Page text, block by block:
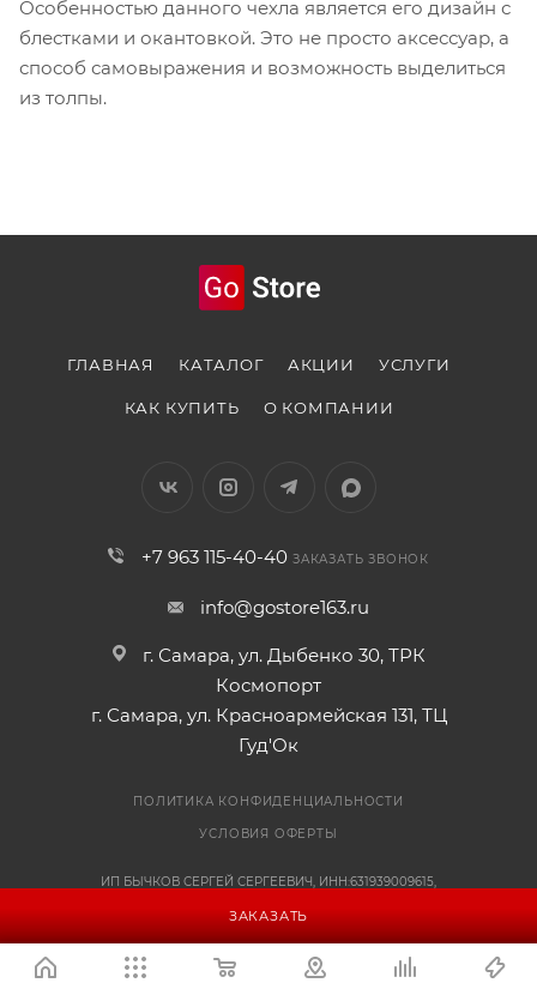
ЗАКАЗАТЬ
Особенностью данного чехла является его дизайн с
блестками и окантовкой. Это не просто аксессуар, а
способ самовыражения и возможность выделиться
из толпы.
ГЛАВНАЯ КАТАЛОГ АКЦИИ УСЛУГИ
КАК КУПИТЬ О КОМПАНИИ
+7 963 115-40-40 ЗАКАЗАТЬ ЗВОНОК
info@gostore163.ru
г. Самара, ул. Дыбенко 30, ТРК
Космопорт
г. Самара, ул. Красноармейская 131, ТЦ
Гуд'Ок
ПОЛИТИКА КОНФИДЕНЦИАЛЬНОСТИ
УСЛОВИЯ ОФЕРТЫ
ИП БЫЧКОВ СЕРГЕЙ СЕРГЕЕВИЧ, ИНН:631939009615,